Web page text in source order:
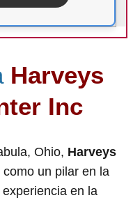
Harveys
Inc
Ohio, Harveys
un pilar en la
en la